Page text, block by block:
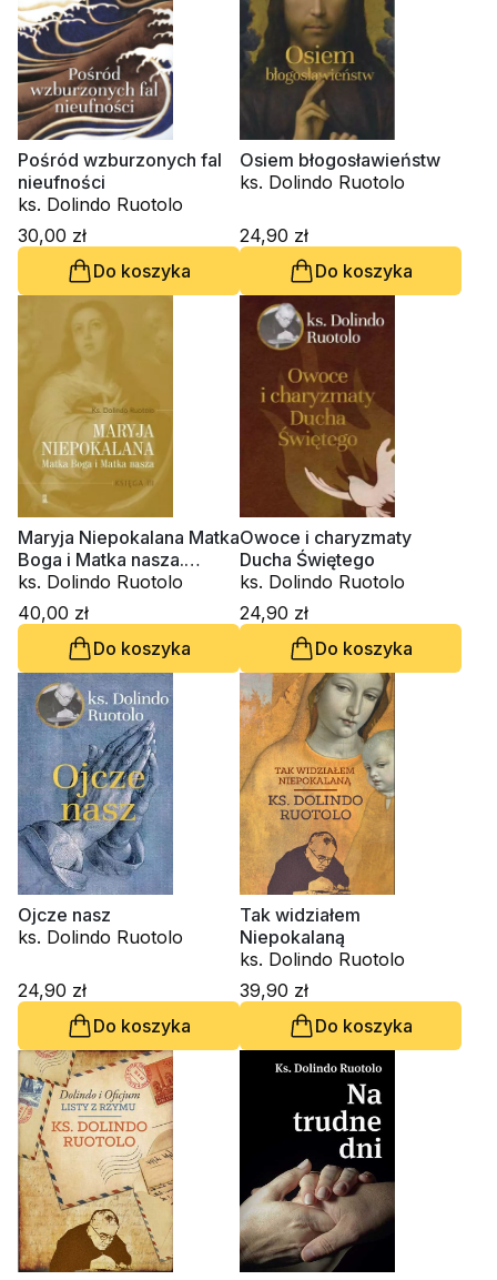
Pośród wzburzonych fal
nieufności
ks. Dolindo Ruotolo
30,00 zł
Do koszyka
Osiem błogosławieństw
ks. Dolindo Ruotolo
24,90 zł
Do koszyka
Maryja Niepokalana Matka
Boga i Matka nasza.
Księga 3
ks. Dolindo Ruotolo
40,00 zł
Do koszyka
Owoce i charyzmaty
Ducha Świętego
ks. Dolindo Ruotolo
24,90 zł
Do koszyka
Ojcze nasz
ks. Dolindo Ruotolo
24,90 zł
Do koszyka
Tak widziałem
Niepokalaną
ks. Dolindo Ruotolo
39,90 zł
Do koszyka